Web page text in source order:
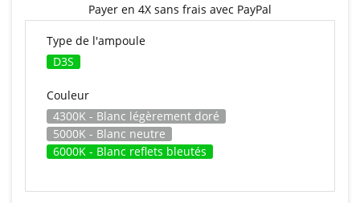
Payer en 4X sans frais avec PayPal
Type de l'ampoule
D3S
Couleur
4300K - Blanc légèrement doré
5000K - Blanc neutre
6000K - Blanc reflets bleutés